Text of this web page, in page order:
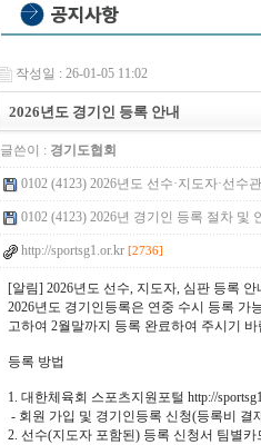
작성일 : 26-01-05 11:02
2026년도 경기인 등록 안내
글쓴이 : 경기도협회
0102 (4123) 2026년도 선수·지도자·선
0102 (4123) 2026년 경기인 등록 절차 및
http://sportsg1.or.kr [2736]
[알림] 2026년도 선수, 지도자, 심판 등록 안
2026년도 경기인등록은 연중 수시 등록
고하여 2월말까지 등록 완료하여 주시기 바
등록 방법
1. 대한체육회 스포츠지원포털 http://
- 회원 가입 및 경기인등록 신청(등록비 결
2. 선수(지도자 포함된) 등록 신청서 팀별